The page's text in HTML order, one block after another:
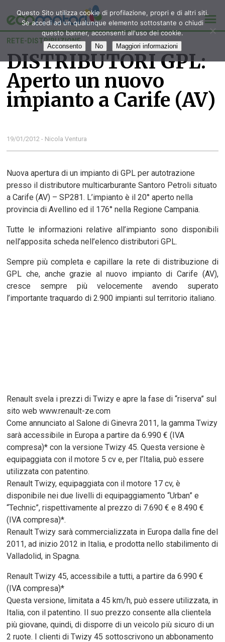
RETE-DISTRIBUZIONE
DISTRIBUTORI GPL:
Aperto un nuovo
impianto a Carife (AV)
19/01/2012 - Nicola Ventura
Nuova apertura di un impianto di GPL per autotrazione
presso il distributore multicarburante Santoro Petroli situato
a Carife (AV) – SP281. L’impianto è il 20° aperto nella
provincia di Avellino ed il 176° nella Regione Campania.
Tutte le informazioni relative all’impianto sono disponibili
nell’apposita scheda nell’elenco distributori GPL.
Sempre più completa e capillare la rete di distribuzione di
GPL che, anche grazie al nuovo impianto di Carife (AV),
cresce sempre più velocemente avendo superato
l’importante traquardo di 2.900 impianti sul territorio italiano.
Renault svela i prezzi di Twizy e apre la fase di “riserva” sul
sito web www.renault-ze.com
Come annunciato al Salone di Ginevra 2011, la gamma Twizy
sarà accessibile in Europa a partire da 6.990 € (IVA
compresa)* con la versione Twizy 45. Questa versione è
equipaggiata con il motore 5 cv e, per l’Italia, può essere
utilizzata con patentino.
Renault Twizy, equipaggiata con il motore 17 cv, è
disponibile nei due livelli di equipaggiamento “Urban” e
“Technic”, rispettivamente al prezzo di 7.690 € e 8.490 €
(IVA compresa)*.
Renault Twizy sarà commercializzata in Europa dalla fine del
2011, ad inizio 2012 in Italia, e prodotta nello stabilimento di
Valladolid, in Spagna.
Renault Twizy 45, accessibile a tutti, a partire da 6.990 €
(IVA compresa)*
Questa versione, limitata a 45 km/h, può essere utilizzata, in
Italia, con il patentino. Il suo prezzo consente alla clientela
più giovane, quindi, di disporre di un veicolo più sicuro di un
2 ruote. I clienti di Twizy 45 sottoscrivono un abbonamento
Questo Sito utilizza cookie di profilazione, propri e di altri siti.
Se accedi ad un qualunque elemento sottostante o chiudi
questo banner, acconsenti all'uso dei cookie.
Acconsento No Maggiori informazioni